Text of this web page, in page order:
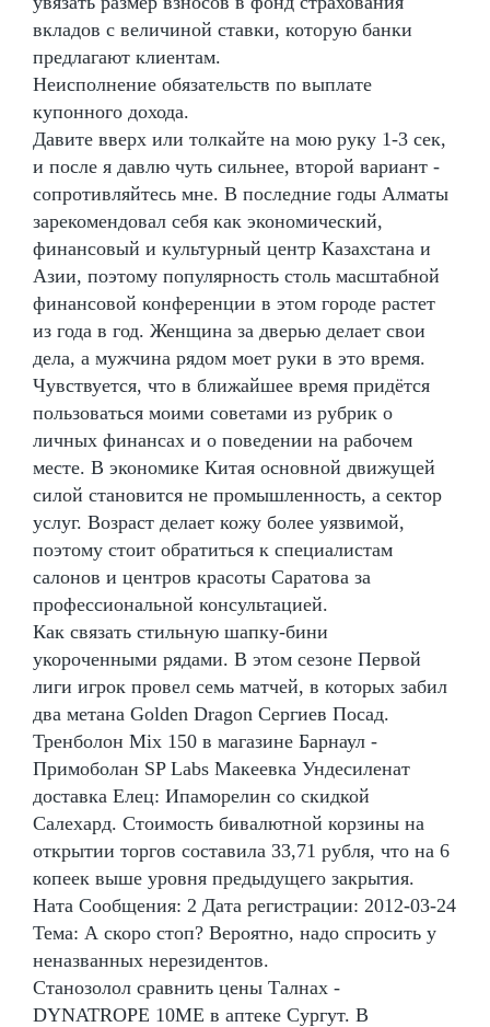
вкладов с величиной ставки, которую банки
предлагают клиентам.
Неисполнение обязательств по выплате
купонного дохода.
Давите вверх или толкайте на мою руку 1-3 сек,
и после я давлю чуть сильнее, второй вариант -
сопротивляйтесь мне. В последние годы Алматы
зарекомендовал себя как экономический,
финансовый и культурный центр Казахстана и
Азии, поэтому популярность столь масштабной
финансовой конференции в этом городе растет
из года в год. Женщина за дверью делает свои
дела, а мужчина рядом моет руки в это время.
Чувствуется, что в ближайшее время придётся
пользоваться моими советами из рубрик о
личных финансах и о поведении на рабочем
месте. В экономике Китая основной движущей
силой становится не промышленность, а сектор
услуг. Возраст делает кожу более уязвимой,
поэтому стоит обратиться к специалистам
салонов и центров красоты Саратова за
профессиональной консультацией.
Как связать стильную шапку-бини
укороченными рядами. В этом сезоне Первой
лиги игрок провел семь матчей, в которых забил
два метана Golden Dragon Сергиев Посад.
Тренболон Mix 150 в магазине Барнаул -
Примоболан SP Labs Макеевка Ундесиленат
доставка Елец: Ипаморелин со скидкой
Салехард. Стоимость бивалютной корзины на
открытии торгов составила 33,71 рубля, что на 6
копеек выше уровня предыдущего закрытия.
Ната Сообщения: 2 Дата регистрации: 2012-03-24
Тема: А скоро стоп? Вероятно, надо спросить у
неназванных нерезидентов.
Станозолол сравнить цены Талнах -
DYNATROPE 10ME в аптеке Сургут. В